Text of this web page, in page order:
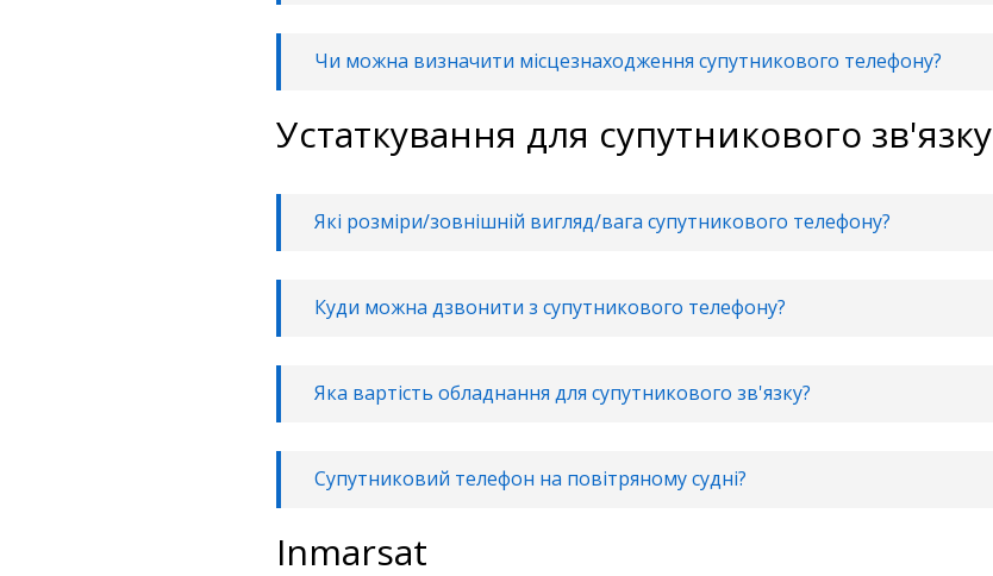
Чи можна визначити місцезнаходження супутникового телефону?
Устаткування для супутникового зв'язку
Які розміри/зовнішній вигляд/вага супутникового телефону?
Куди можна дзвонити з супутникового телефону?
Яка вартість обладнання для супутникового зв'язку?
Супутниковий телефон на повітряному судні?
Inmarsat